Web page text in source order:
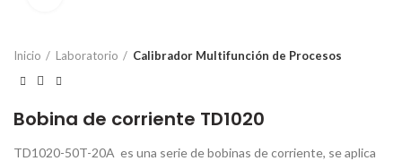
Inicio Laboratorio Calibrador Multifunción de Procesos
Bobina de corriente TD1020
TD1020-50T-20A es una serie de bobinas de corriente, se aplica